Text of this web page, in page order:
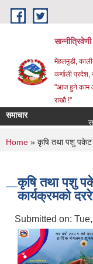
Skip to main content
मेहलमुडी,
कर्णाली प्रदेश,
"आज हुने काम
राखौ !"
समाचार
You are
Home » कृषि तथा पशु पकेट
कृषि तथा पशु
कार्यक्रमको
Submitted on: